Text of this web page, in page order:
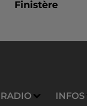
Finistère
RADIO INFOS